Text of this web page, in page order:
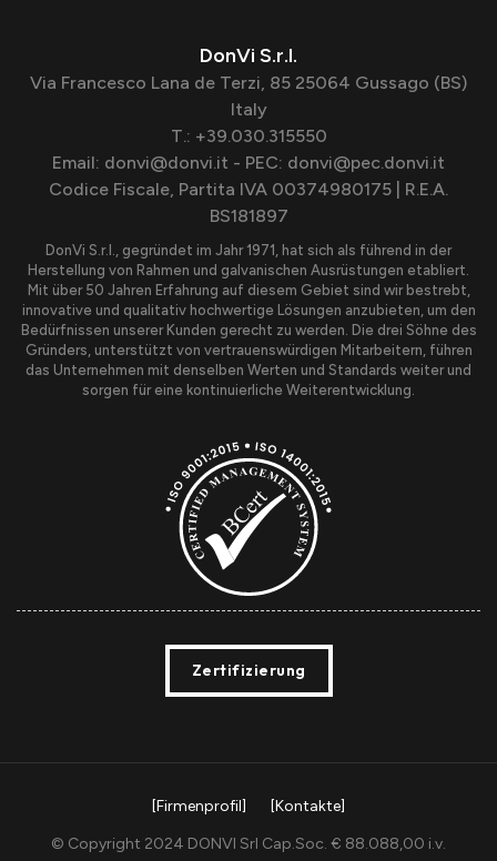
DonVi S.r.l.
Via Francesco Lana de Terzi, 85 25064 Gussago (BS)
Italy
T.: +39.030.315550
Email: donvi@donvi.it - PEC: donvi@pec.donvi.it
Codice Fiscale, Partita IVA 00374980175 | R.E.A.
BS181897
DonVi S.r.l., gegründet im Jahr 1971, hat sich als führend in der
Herstellung von Rahmen und galvanischen Ausrüstungen etabliert.
Mit über 50 Jahren Erfahrung auf diesem Gebiet sind wir bestrebt,
innovative und qualitativ hochwertige Lösungen anzubieten, um den
Bedürfnissen unserer Kunden gerecht zu werden. Die drei Söhne des
Gründers, unterstützt von vertrauenswürdigen Mitarbeitern, führen
das Unternehmen mit denselben Werten und Standards weiter und
sorgen für eine kontinuierliche Weiterentwicklung.
Zertifizierung
© Copyright 2024 DONVI Srl Cap.Soc. € 88.088,00 i.v.
[Firmenprofil] [Kontakte]